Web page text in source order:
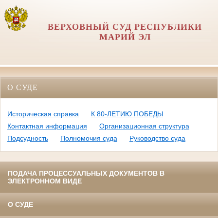
ВЕРХОВНЫЙ СУД РЕСПУБЛИКИ
МАРИЙ ЭЛ
О СУДЕ
Историческая справка
К 80-ЛЕТИЮ ПОБЕДЫ
Контактная информация
Организационная структура
Подсудность
Полномочия суда Руководство суда
ПОДАЧА ПРОЦЕССУАЛЬНЫХ ДОКУМЕНТОВ В
ЭЛЕКТРОННОМ ВИДЕ
О СУДЕ